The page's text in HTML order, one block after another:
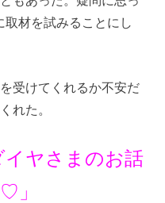
材を試みることにし
受けてくれるか不安だ
れた。
ヤさまのお話
」